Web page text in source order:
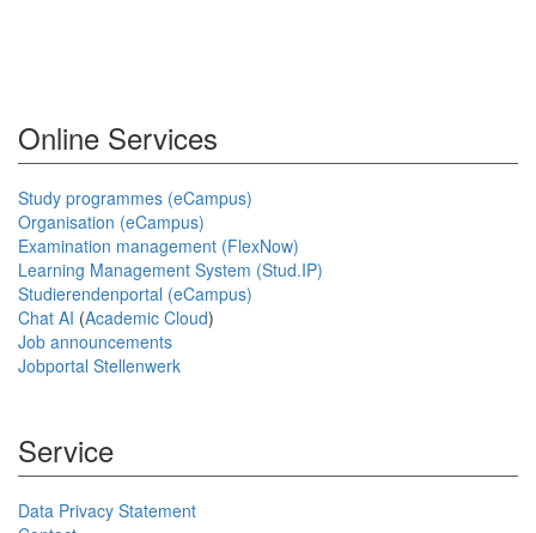
Online Services
Study programmes (eCampus)
Organisation (eCampus)
Examination management (FlexNow)
Learning Management System (Stud.IP)
Studierendenportal (eCampus)
Chat AI (Academic Cloud)
Job announcements
Jobportal Stellenwerk
Service
Data Privacy Statement